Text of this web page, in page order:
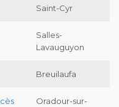
Saint-Cyr
Salles-
Lavauguyon
Breuilaufa
Oradour-sur-